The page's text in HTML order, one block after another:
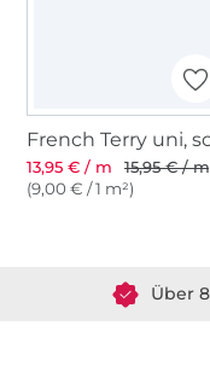
13,95 € / m
15,95 € / m
(9,00 € / 1 m²)